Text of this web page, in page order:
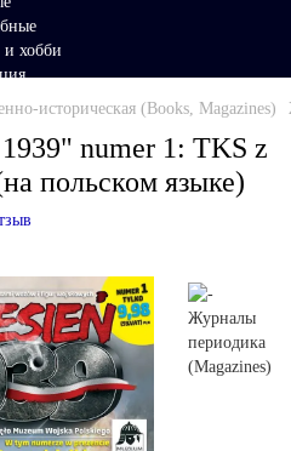
историческая (Books, Magazines)
numer 1: TKS z
польском языке)